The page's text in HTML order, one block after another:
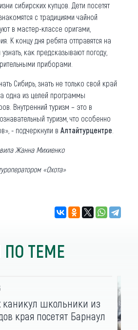
сибирских купцов. Дети посетят
с традициями чайной
в мастер-классе оригами,
К концу дня ребята отправятся на
как предсказывают погоду,
приборами.
Сибирь, знать не только свой край
одна из целей программы
Внутренний туризм – это в
туризм, что особенно
- подчеркнули в Алтайтурцентре
Жанна Михиенко
«Охота»
ПО ТЕМЕ
каникул школьники из
края посетят Барнаул